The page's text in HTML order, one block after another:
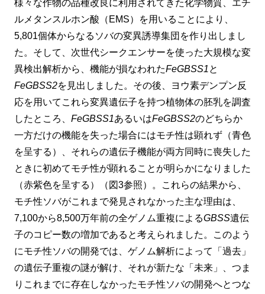
様々な作物の品種改良に利用されてきた化学物質、エチ
ルメタンスルホン酸（EMS）を用いることにより、
5,801個体からなるソバの変異誘導集団を作り出しまし
た。そして、次世代シークエンサーを使った大規模な変
異検出解析から、機能が損なわれたFeGBSS1と
FeGBSS2を見出しました。その後、ヨウ素デンプン反
応を用いてこれら変異遺伝子を持つ植物体の胚乳を調査
したところ、 FeGBSS1あるいはFeGBSS2のどちらか
一方だけの機能を失った場合にはモチ性は顕れず（青色
を呈する）、それらの遺伝子機能が両方同時に喪失した
ときに初めてモチ性が顕れることが明らかになりました
（赤紫色を呈する）（図3参照）。これらの結果から、
モチ性ソバがこれまで発見されなかった主な理由は、
7,100から8,500万年前の全ゲノム重複によるGBSS遺伝
子のコピー数の増加であると考えられました。このよう
にモチ性ソバの開発では、ゲノム解析によって「過去」
の遺伝子重複の謎が解け、それが新たな「未来」、つま
りこれまでに存在しなかったモチ性ソバの開発へとつな